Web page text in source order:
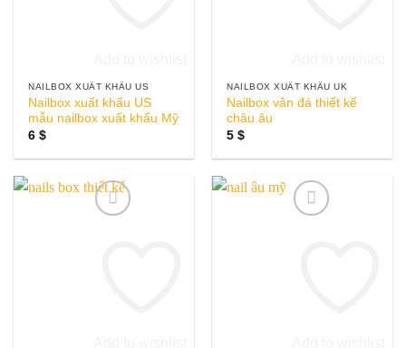
NAILBOX XUẤT KHẨU US
Nailbox xuất khẩu US
mẫu nailbox xuất khẩu Mỹ
6$
NAILBOX XUẤT KHẨU UK
Nailbox vân đá thiết kế
châu âu
5$